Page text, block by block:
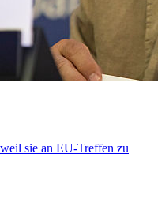
sie an EU-Treffen zu